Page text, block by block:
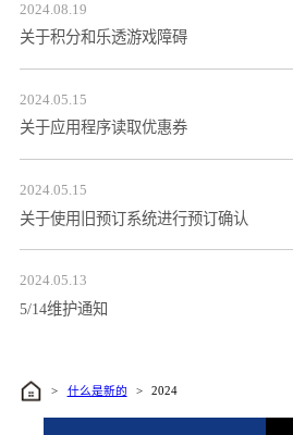
2024.08.19
关于积分和乐透游戏障碍
2024.05.15
关于应用程序读取优惠券
2024.05.15
关于使用旧预订系统进行预订确认
2024.05.13
5/14维护通知
什么是新的 2024